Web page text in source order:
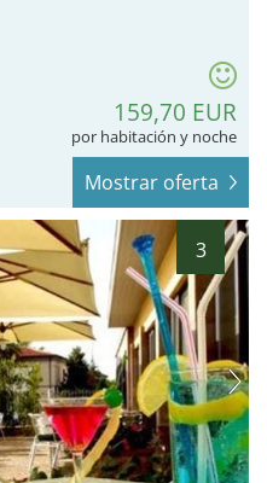
159,70 EUR
por habitación y noche
Mostrar oferta
3